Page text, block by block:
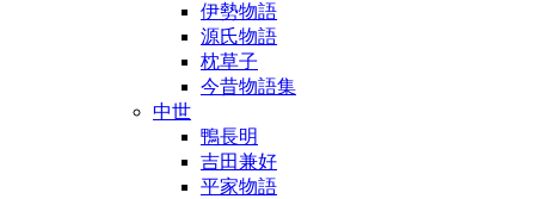
伊勢物語
源氏物語
枕草子
今昔物語集
中世
鴨長明
吉田兼好
平家物語